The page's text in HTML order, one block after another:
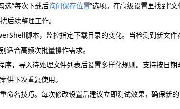
选“每次下载后询问保存位置”选项。在高级设置里找到“文
后续整理工作。
脚本，监控指定下载目录的变化。当检测到新文件
适合高频次批量操作需求。
序，导入待处理文件列表后设置多样化规则。支持按日期
供下次重复使用。
命名技巧。每次修改设置后建议立即测试效果，确保新